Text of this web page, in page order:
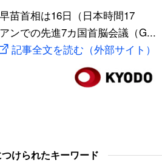
苗首相は16日（日本時間17
ンでの先進7カ国首脳会議（G...
記事全文を読む（外部サイト）
けられたキーワード